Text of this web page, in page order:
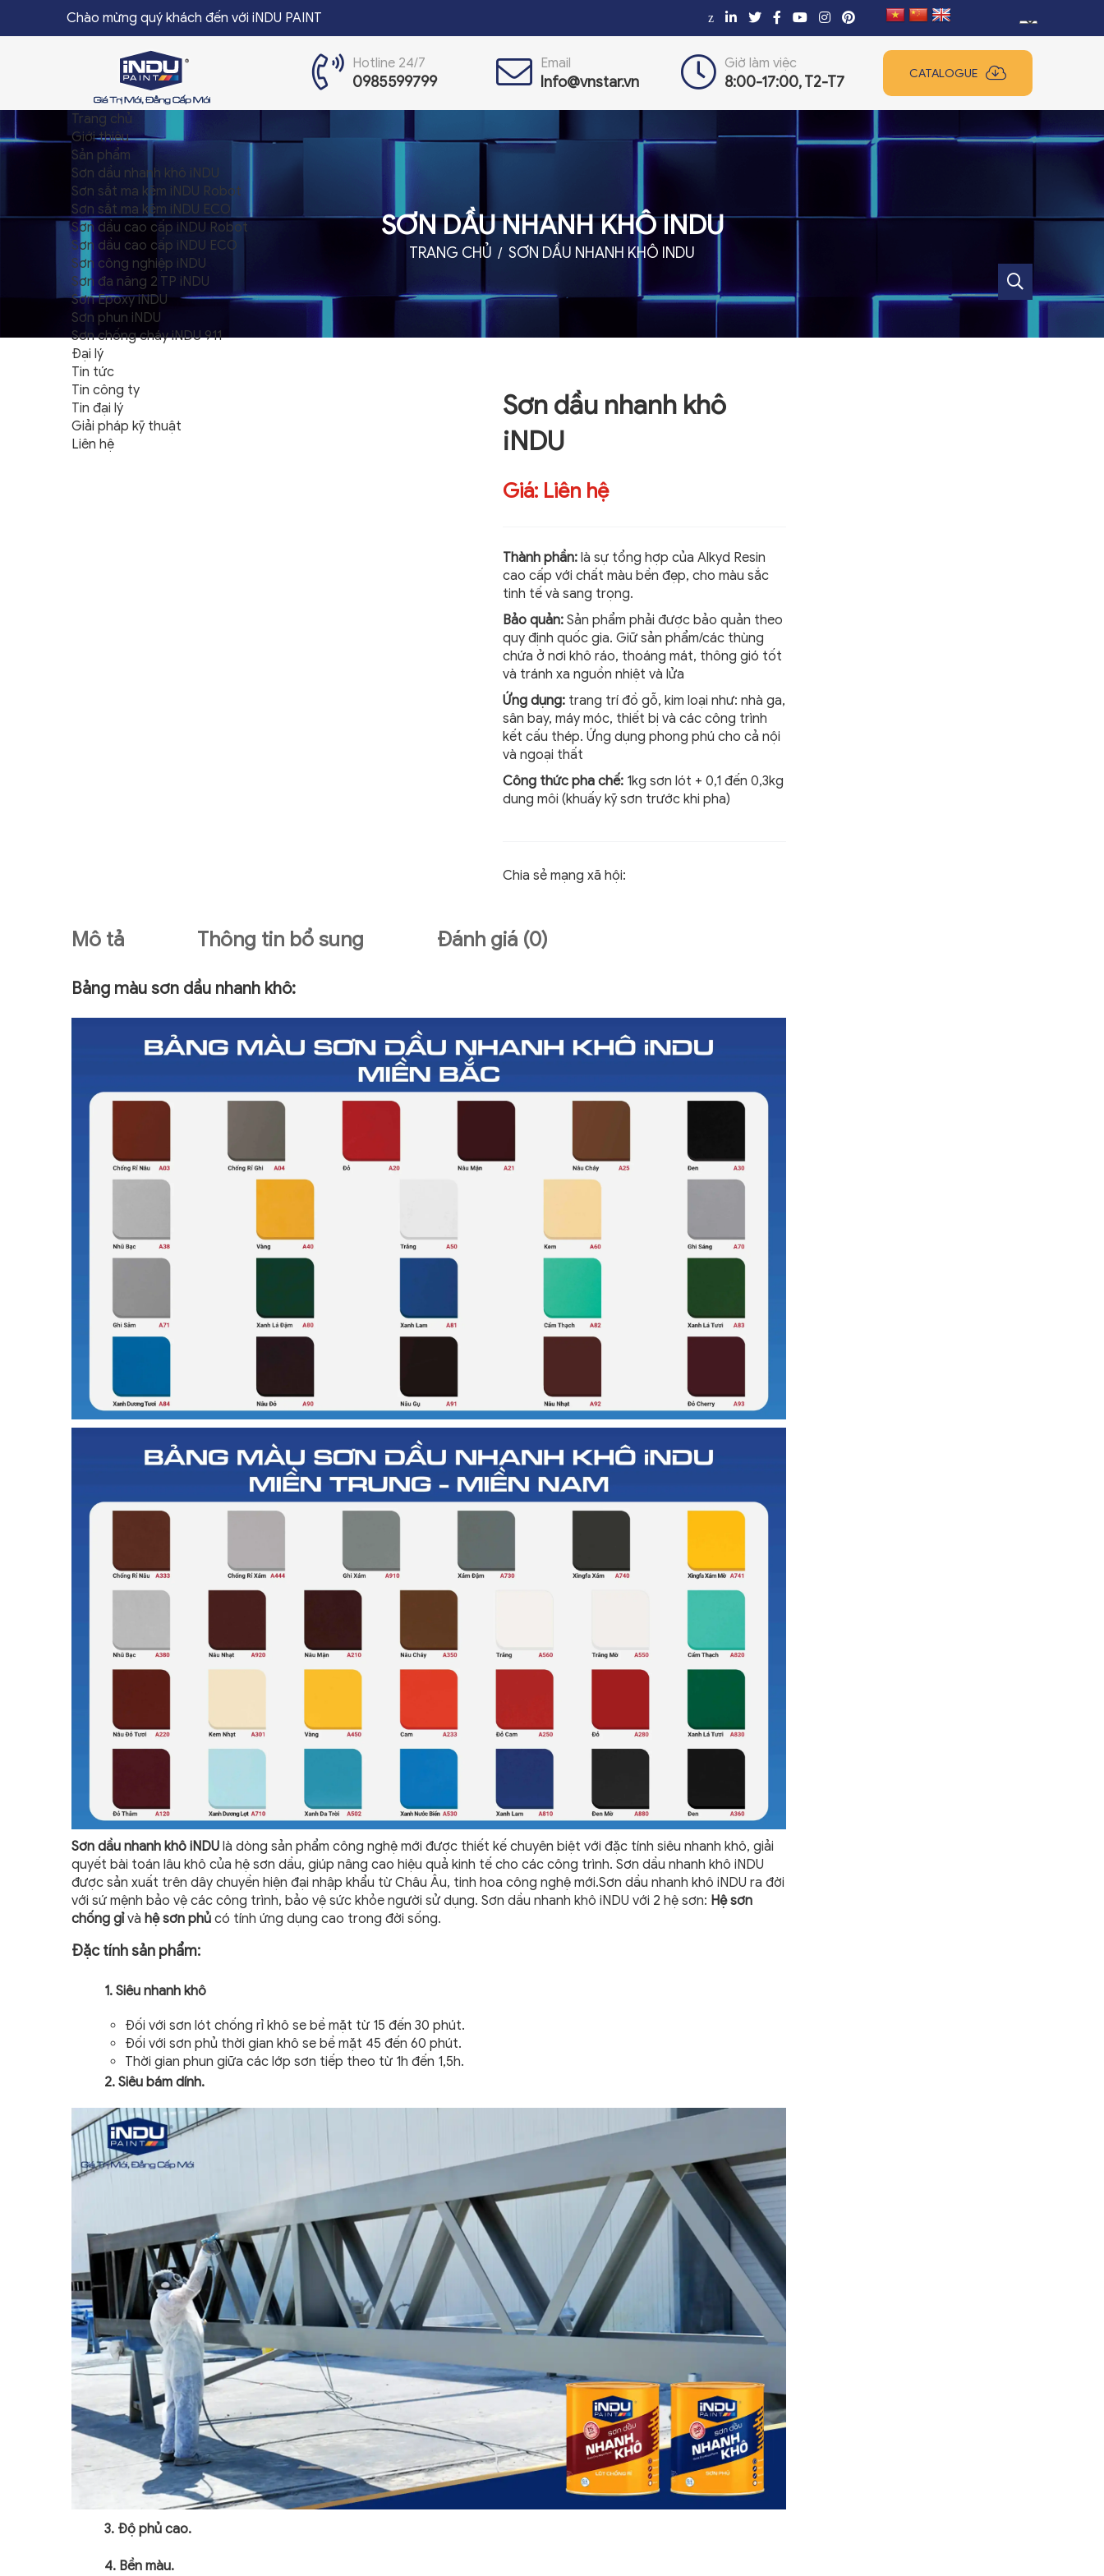
TRANG CHỦ
GIỚI THIỆU
SẢN PHẨM
Chào mừng quý khách đến với iNDU PAINT z
Hotline 24/7
0985599799
Email
Info@vnstar.vn
Giờ làm việc
8:00-17:00, T2-T7 CATALOGUE
Trang chủ
Giới thiệu
Sản phẩm
Sơn dầu nhanh khô iNDU
Sơn sắt mạ kẽm iNDU Robot
Sơn sắt mạ kẽm iNDU ECO
Sơn dầu cao cấp iNDU Robot
Sơn dầu cao cấp iNDU ECO
Sơn công nghiệp iNDU
Sơn đa năng 2 TP iNDU
Sơn Epoxy iNDU
Sơn phun iNDU
Sơn chống cháy iNDU 911
Đại lý
Tin tức
Tin công ty
Tin đại lý
Giải pháp kỹ thuật
Liên hệ
TRANG CHỦ SƠN DẦU NHANH KHÔ INDU
SƠN DẦU NHANH KHÔ INDU
Sơn dầu nhanh khô
iNDU
Giá: Liên hệ
Thành phần: là sự tổng hợp của Alkyd Resin
cao cấp với chất màu bền đẹp, cho màu sắc
tinh tế và sang trọng.
Bảo quản: Sản phẩm phải được bảo quản theo
quy định quốc gia. Giữ sản phẩm/các thùng
chứa ở nơi khô ráo, thoáng mát, thông gió tốt
và tránh xa nguồn nhiệt và lửa
Ứng dụng: trang trí đồ gỗ, kim loại như: nhà ga,
sân bay, máy móc, thiết bị và các công trình
kết cấu thép. Ứng dụng phong phú cho cả nội
và ngoại thất
Công thức pha chế: 1kg sơn lót + 0,1 đến 0,3kg
dung môi (khuấy kỹ sơn trước khi pha)
Chia sẻ mạng xã hội:
Mô tả Thông tin bổ sung Đánh giá (0)
Bảng màu sơn dầu nhanh khô:
Sơn dầu nhanh khô iNDU là dòng sản phẩm công nghệ mới được thiết kế chuyên biệt với đặc tính siêu nhanh khô, giải
quyết bài toán lâu khô của hệ sơn dầu, giúp nâng cao hiệu quả kinh tế cho các công trình. Sơn dầu nhanh khô iNDU
được sản xuất trên dây chuyền hiện đại nhập khẩu từ Châu Âu, tinh hoa công nghệ mới.Sơn dầu nhanh khô iNDU ra đời
với sứ mệnh bảo vệ các công trình, bảo vệ sức khỏe người sử dụng. Sơn dầu nhanh khô iNDU với 2 hệ sơn: Hệ sơn
chống gỉvà hệ sơn phủ có tính ứng dụng cao trong đời sống.
Đặc tính sản phẩm:
1. Siêu nhanh khô
Đối với sơn lót chống rỉ khô se bề mặt từ 15 đến 30 phút.
Đối với sơn phủ thời gian khô se bề mặt 45 đến 60 phút.
Thời gian phun giữa các lớp sơn tiếp theo từ 1h đến 1,5h.
2. Siêu bám dính.
3. Độ phủ cao.
4. Bền màu.